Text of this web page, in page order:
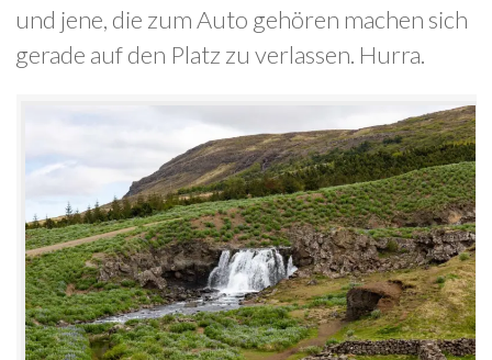
und jene, die zum Auto gehören machen sich
gerade auf den Platz zu verlassen. Hurra.